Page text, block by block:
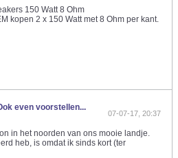
150 Watt 8 Ohm
kopen 2 x 150 Watt met 8 Ohm per kant.
even voorstellen...
07-07-17, 20:37
in het noorden van ons mooie landje.
heb, is omdat ik sinds kort (ter